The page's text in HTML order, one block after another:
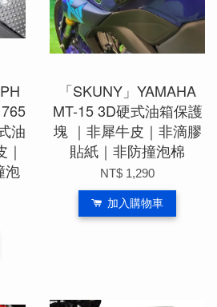
油
泡
「SKUNY」YAMAHA
MT-15 3D硬式油箱保護
塊 ｜非犀牛皮｜非滴膠
貼紙｜非防撞泡棉
NT$ 1,290
加入購物車